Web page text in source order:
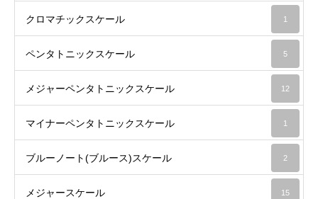
クロマチックスケール 1
ペンタトニックスケール 5
メジャーペンタトニックスケール 12
マイナーペンタトニックスケール 1
ブルーノート(ブルース)スケール 2
メジャースケール 15